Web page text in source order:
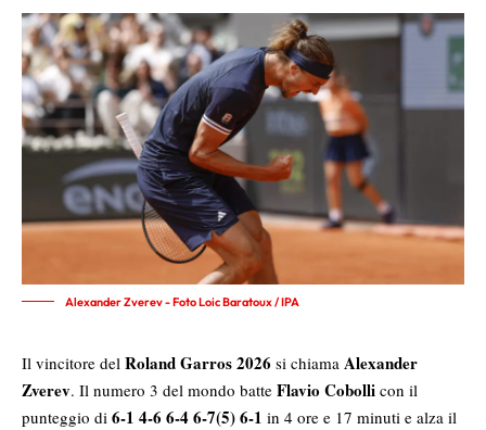
Alexander Zverev - Foto Loic Baratoux / IPA
Il vincitore del Roland Garros 2026 si chiama Alexander
Zverev. Il numero 3 del mondo batte Flavio Cobolli con il
punteggio di 6-1 4-6 6-4 6-7(5) 6-1 in 4 ore e 17 minuti e alza il